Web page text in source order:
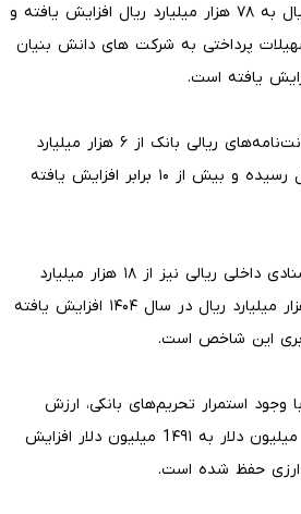
از حدود ۳۳ هزار میلیارد ریال به ۷۸ هزار میلیارد ریال افزایش یافته و
پرداختی به شرکت های دانش بنیان
همچنین میزان صدور ضمانت‌نامه‌های ریالی بانک از ۶ هزار میلیارد
ریال به ۶۱ هزار میلیارد ریال رسیده و بیش از ۱۰ برابر افزایش یافته
گشایش و ابلاغ اعتبارات اسنادی داخلی ریالی نیز از ۱۸ هزار میلیارد
ریال در سال ۱۴۰۱ به ۳۲۱ هزار میلیارد ریال در سال ۱۴۰۴ افزایش یافته
وجود استمرار تحریم‌های بانکی، ارزش
خدمات ارزی بانک از 1435 میلیون دلار به 1۴۹۱ میلیون دلار افزایش
ارزی حفظ شده است.